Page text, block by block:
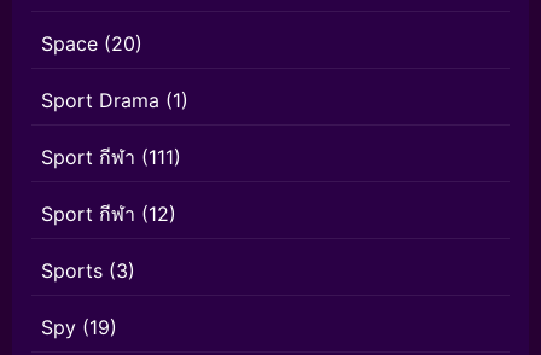
Space (20)
Sport Drama (1)
Sport กีฬา (111)
Sport กีฬา (12)
Sports (3)
Spy (19)